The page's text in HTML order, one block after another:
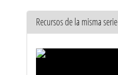
Recursos de la misma serie